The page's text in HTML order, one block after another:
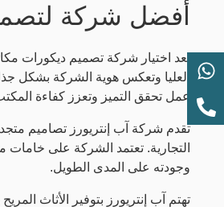
أفضل شركة
يعد اختيار شركة تصميم ديكورات
العليا وتعكس هوية الشركة بشكل
عمل تحقق التميز وتعزز كفاءة
تقدم شركة آب إنتريورز تصاميم
التجارية. تعتمد الشركة على خامات
وجودته على المدى الطويل.
تهتم آب إنتريورز بتوفير الأثاث